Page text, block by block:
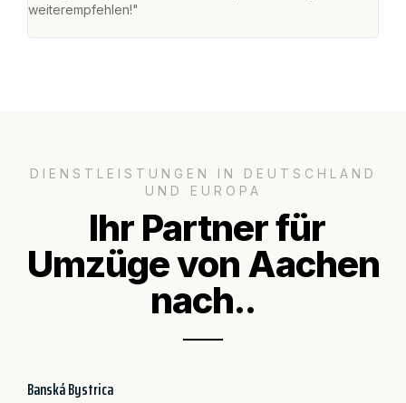
weiterempfehlen!"
DIENSTLEISTUNGEN IN DEUTSCHLAND
UND EUROPA
Ihr Partner für
Umzüge von Aachen
nach..
Banská Bystrica